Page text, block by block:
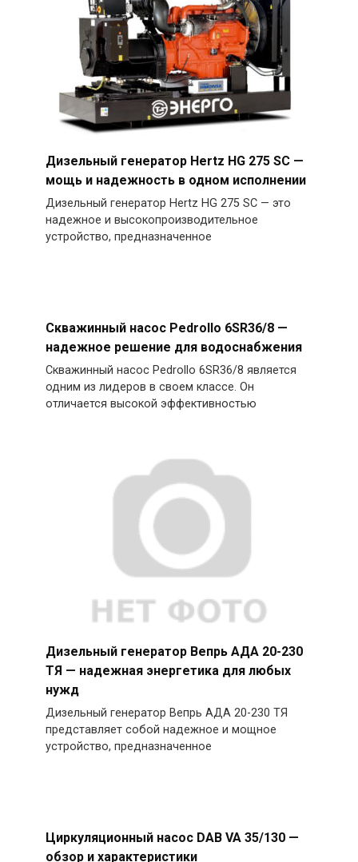
Дизельный генератор Hertz HG 275 SC —
мощь и надежность в одном исполнении
Дизельный генератор Hertz HG 275 SC — это
надежное и высокопроизводительное
устройство, предназначенное
Скважинный насос Pedrollo 6SR36/8 —
надежное решение для водоснабжения
Скважинный насос Pedrollo 6SR36/8 является
одним из лидеров в своем классе. Он
отличается высокой эффективностью
Дизельный генератор Вепрь АДА 20-230
ТЯ — надежная энергетика для любых
нужд
Дизельный генератор Вепрь АДА 20-230 ТЯ
представляет собой надежное и мощное
устройство, предназначенное
Циркуляционный насос DAB VA 35/130 —
обзор и характеристики